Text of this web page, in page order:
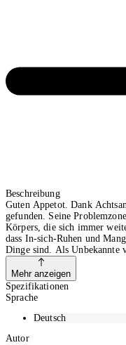
Beschreibung
Guten Appetot. Dank
gefunden. Seine
Körpers, die sich immer
dass In-sich-Ruhen und
Dinge sind. Als Unbekannte
gelingt es ihm aufgrund
Flucht zu schlagen. Also
auf die Grundsätze
faszinierende Welt des
ahnt Björn nicht, wie
Auflösen von
Mehr anzeigen
Spezifikationen
Sprache
Deutsch
Autor